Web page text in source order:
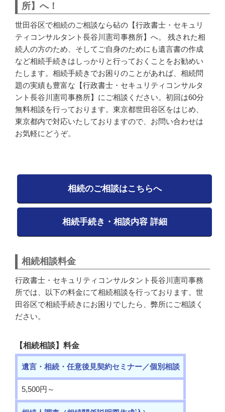
所】へ！
世田谷区で相続のご相談なら砧の【行政書士・セキュリ
ティコンサルタント長谷川憲司事務所】へ。
残された相
続人の方のため、そしてご自身のためにも遺言書の作成
など相続手続きはしっかりと行っておくことをお勧めい
たします。相続手続きでお困りのことがあれば、相続問
題の実績も豊富な【行政書士・セキュリティコンサルタ
ント長谷川憲司事務所】にご相談ください。初回は60分
無料相談を行っております。東京都世田谷区をはじめ、
東京都内で対応いたしておりますので、お問い合わせは
お気軽にどうぞ。
相続のご相談はこちらへ
相続手続き・相談内容 詳細
相続相談料金
行政書士・セキュリティコンサルタント長谷川憲司事務
所では、以下の料金にて相続相談を行っております。世
田谷区で相続手続きにお困りでしたら、弊所にご相談く
ださい。
【相続相談】料金
遺言・相続・任意後見契約セミナー／個別相談
5,500円～